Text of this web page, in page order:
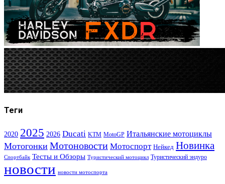
Теги
2020 2025 2026 Ducati KTM MotoGP Итальянские мотоциклы
Мотогонки Мотоновости Мотоспорт Нейкед Новинка
Спортбайк Тесты и Обзоры Туристический мотоцикл Туристический эндуро
новости новости мотоспорта